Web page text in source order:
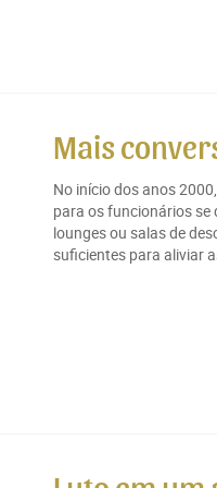
Mais
No início dos anos
para os funcionários se
lounges ou salas de
suficientes para aliviar